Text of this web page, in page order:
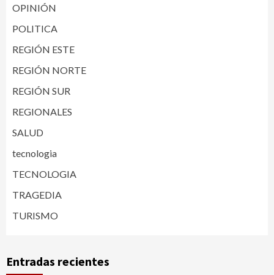
OPINIÓN
POLITICA
REGIÓN ESTE
REGIÓN NORTE
REGIÓN SUR
REGIONALES
SALUD
tecnologia
TECNOLOGIA
TRAGEDIA
TURISMO
Entradas recientes